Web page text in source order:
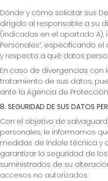
Dónde y cómo solicitar sus
dirigido al responsable a su
(indicadas en el apartado A),
Personales”, especificando
y respecto a qué datos
En caso de divergencias
tratamiento de sus datos,
ante la Agencia de
8. SEGURIDAD DE SUS DATOS
Con el objetivo de
personales, le informamos
medidas de índole técnica y
garantizar la seguridad de
suministrados de su
accesos no autorizados.